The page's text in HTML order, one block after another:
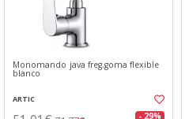
Monomando java freg.goma flexible
blanco
ARTIC
- 29%